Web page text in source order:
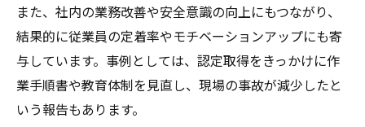
また、社内の業務改善や安全意識の向上にもつながり、
結果的に従業員の定着率やモチベーションアップにも寄
与しています。事例としては、認定取得をきっかけに作
業手順書や教育体制を見直し、現場の事故が減少したと
いう報告もあります。